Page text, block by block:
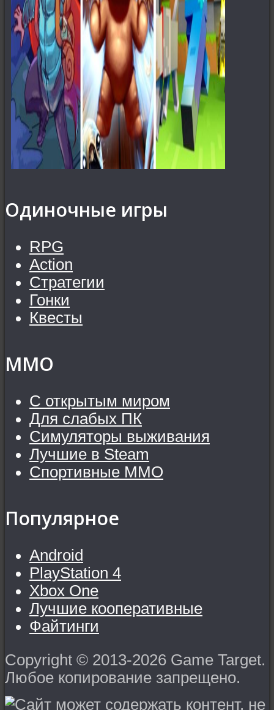
Одиночные игры
RPG
Action
Стратегии
Гонки
Квесты
MMO
С открытым миром
Для слабых ПК
Симуляторы выживания
Лучшие в Steam
Спортивные MMO
Популярное
Android
PlayStation 4
Xbox One
Лучшие кооперативные
Файтинги
Copyright © 2013-2026 Game Target.
Любое копирование запрещено.